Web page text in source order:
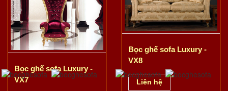
Bọc ghế sofa Luxury -
VX7
Bọc ghế sofa Luxury -
VX8
Liên hệ